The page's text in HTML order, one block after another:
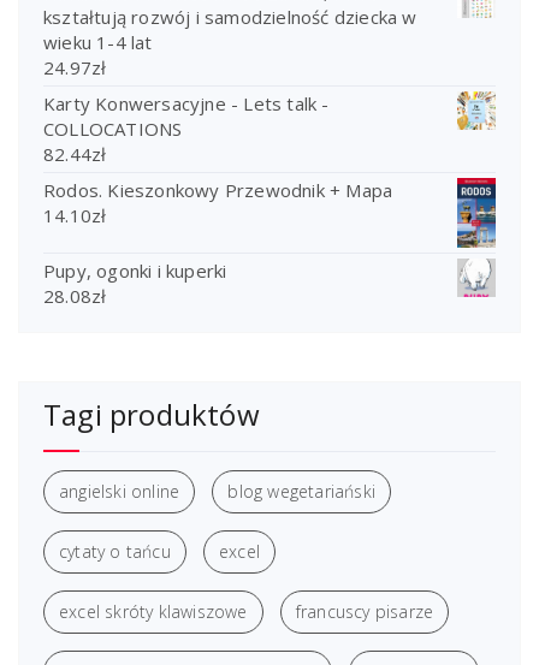
kształtują rozwój i samodzielność dziecka w
wieku 1-4 lat
24.97zł
Karty Konwersacyjne - Lets talk -
COLLOCATIONS
82.44zł
Rodos. Kieszonkowy Przewodnik + Mapa
14.10zł
Pupy, ogonki i kuperki
28.08zł
Tagi produktów
angielski online blog wegetariański
cytaty o tańcu excel
excel skróty klawiszowe francuscy pisarze